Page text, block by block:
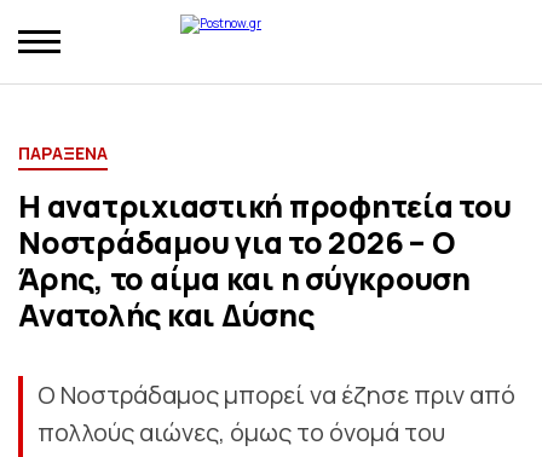
ΠΑΡΑΞΕΝΑ
Η ανατριχιαστική προφητεία του
Νοστράδαμου για το 2026 – Ο
Άρης, το αίμα και η σύγκρουση
Ανατολής και Δύσης
Ο Νοστράδαμος μπορεί να έζησε πριν από
πολλούς αιώνες, όμως το όνομά του